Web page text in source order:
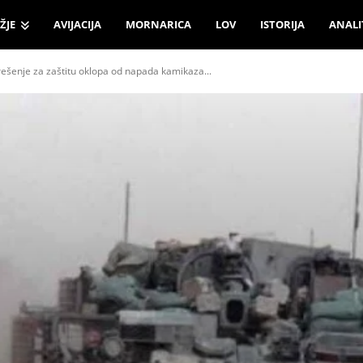
AVIJACIJA MORNARICA LOV ISTORIJA
za zaštitu oklopa od napada kamikaza...